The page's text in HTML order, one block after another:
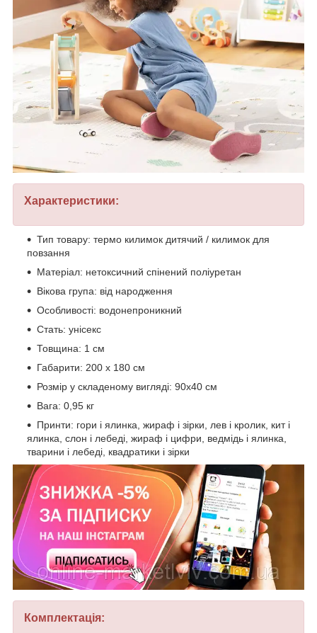
Характеристики:
Тип товару: термо килимок дитячий / килимок для
повзання
Матеріал: нетоксичний спінений поліуретан
Вікова група: від народження
Особливості: водонепроникний
Стать: унісекс
Товщина: 1 см
Габарити: 200 х 180 см
Розмір у складеному вигляді: 90х40 см
Вага: 0,95 кг
Принти: гори і ялинка, жираф і зірки, лев і кролик, кит і
ялинка, слон і лебеді, жираф і цифри, ведмідь і ялинка,
тварини і лебеді, квадратики і зірки
Комплектація: